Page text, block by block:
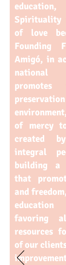
Spirituality
of love
Founding
Amigó, in
national
of mercy
created
integral
building a
that
and
favoring
resources
of our